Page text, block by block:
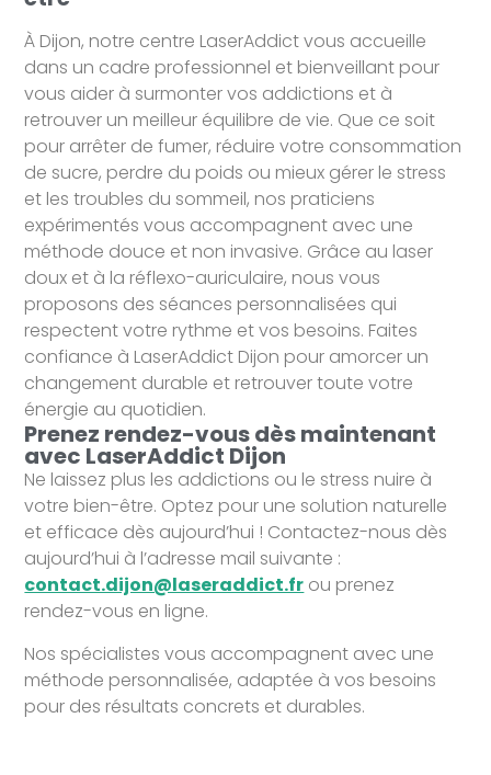
À Dijon, notre centre LaserAddict vous accueille
dans un cadre professionnel et bienveillant pour
vous aider à surmonter vos addictions et à
retrouver un meilleur équilibre de vie. Que ce soit
pour arrêter de fumer, réduire votre consommation
de sucre, perdre du poids ou mieux gérer le stress
et les troubles du sommeil, nos praticiens
expérimentés vous accompagnent avec une
méthode douce et non invasive. Grâce au laser
doux et à la réflexo-auriculaire, nous vous
proposons des séances personnalisées qui
respectent votre rythme et vos besoins. Faites
confiance à LaserAddict Dijon pour amorcer un
changement durable et retrouver toute votre
énergie au quotidien.
Prenez rendez-vous dès maintenant
avec LaserAddict Dijon
Ne laissez plus les addictions ou le stress nuire à
votre bien-être. Optez pour une solution naturelle
et efficace dès aujourd’hui ! Contactez-nous dès
aujourd’hui à l’adresse mail suivante :
contact.dijon@laseraddict.fr ou prenez
rendez-vous en ligne.
Nos spécialistes vous accompagnent avec une
méthode personnalisée, adaptée à vos besoins
pour des résultats concrets et durables.